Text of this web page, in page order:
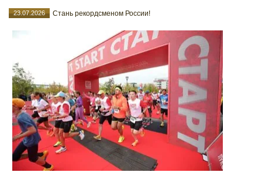
23.07.2026 Стань рекордсменом России!